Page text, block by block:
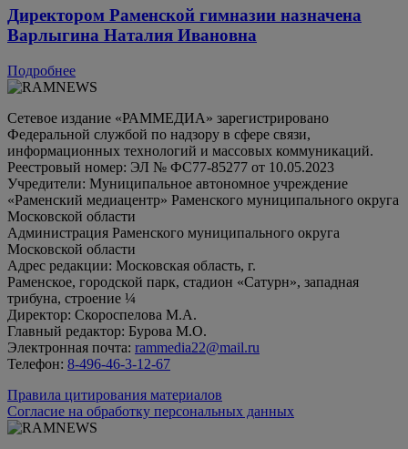
Директором Раменской гимназии назначена
Варлыгина Наталия Ивановна
Подробнее
Сетевое издание «РАММЕДИА» зарегистрировано
Федеральной службой по надзору в сфере связи,
информационных технологий и массовых коммуникаций.
Реестровый номер: ЭЛ № ФС77-85277 от 10.05.2023
Учредители: Муниципальное автономное учреждение
«Раменский медиацентр» Раменского муниципального округа
Московской области
Администрация Раменского муниципального округа
Московской области
Адрес редакции: Московская область, г.
Раменское, городской парк, стадион «Сатурн», западная
трибуна, строение ¼
Директор: Скороспелова М.А.
Главный редактор: Бурова М.О.
Электронная почта: rammedia22@mail.ru
Телефон: 8-496-46-3-12-67
Правила цитирования материалов
Согласие на обработку персональных данных